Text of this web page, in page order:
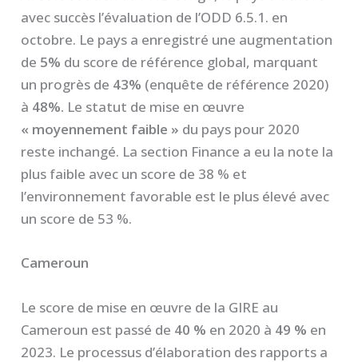
avec succès l’évaluation de l’ODD 6.5.1. en
octobre. Le pays a enregistré une augmentation
de 5% du score de référence global, marquant
un progrès de 43% (enquête de référence 2020)
à 48%. Le statut de mise en œuvre
« moyennement faible » du pays pour 2020
reste inchangé. La section Finance a eu la note la
plus faible avec un score de 38 % et
l’environnement favorable est le plus élevé avec
un score de 53 %.
Cameroun
Le score de mise en œuvre de la GIRE au
Cameroun est passé de 40 % en 2020 à 49 % en
2023. Le processus d’élaboration des rapports a